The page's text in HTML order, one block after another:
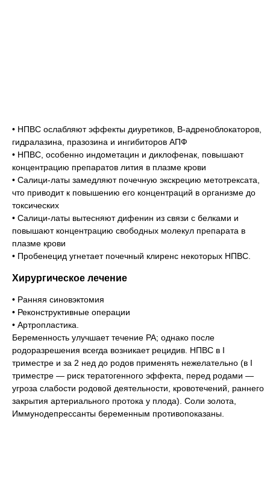
• НПВС ослабляют эффекты диуретиков, В-адреноблокаторов,
гидралазина, празозина и ингибиторов АПФ
• НПВС, особенно индометацин и диклофенак, повышают
концентрацию препаратов лития в плазме крови
• Салици-латы замедляют почечную экскрецию метотрексата,
что приводит к повышению его концентраций в организме до
токсических
• Салици-латы вытесняют дифенин из связи с белками и
повышают концентрацию свободных молекул препарата в
плазме крови
• Пробенецид угнетает почечный клиренс некоторых НПВС.
Хирургическое лечение
• Ранняя синовэктомия
• Реконструктивные операции
• Артропластика.
Беременность улучшает течение РА; однако после
родоразрешения всегда возникает рецидив. НПВС в I
триместре и за 2 нед до родов применять нежелательно (в I
триместре — риск тератогенного эффекта, перед родами —
угроза слабости родовой деятельности, кровотечений, раннего
закрытия артериального протока у плода). Соли золота,
Иммунодепрессанты беременным противопоказаны.